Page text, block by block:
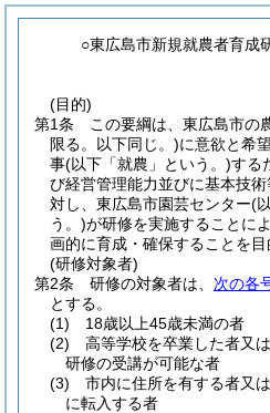
○東広島市新規就農者育成
(目的)
第1条
この要綱は、東広島市の
限る。以下同じ。)に意欲と希
事(以下「就農」という。)する
び経営管理能力並びに基本技
対し、東広島市園芸センター(
う。)が研修を実施することに
画的に育成・確保することを目
(研修対象者)
第2条
研修の対象者は、 次の各
とする。
(1)
18歳以上45歳未満の者
(2)
高等学校を卒業した者又
研修の受講が可能な者
(3)
市内に住所を有する者又
に転入する者